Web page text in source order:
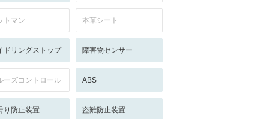
トマン 本革シート
ドリングストップ 障害物センサー
ーズコントロール ABS
り防止装置 盗難防止装置